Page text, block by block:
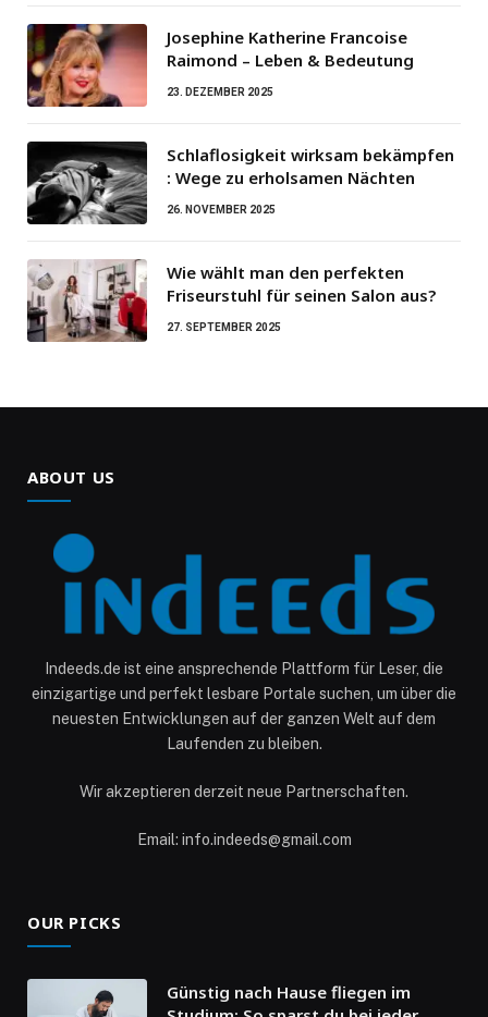
Josephine Katherine Francoise
Raimond – Leben & Bedeutung
23. DEZEMBER 2025
Schlaflosigkeit wirksam bekämpfen
: Wege zu erholsamen Nächten
26. NOVEMBER 2025
Wie wählt man den perfekten
Friseurstuhl für seinen Salon aus?
27. SEPTEMBER 2025
ABOUT US
Indeeds.de ist eine ansprechende Plattform für Leser, die
einzigartige und perfekt lesbare Portale suchen, um über die
neuesten Entwicklungen auf der ganzen Welt auf dem
Laufenden zu bleiben.
Wir akzeptieren derzeit neue Partnerschaften.
Email: info.indeeds@gmail.com
OUR PICKS
Günstig nach Hause fliegen im